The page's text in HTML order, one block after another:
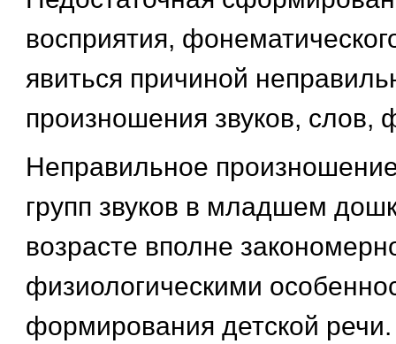
восприятия,
явиться причиной
произношения звуков, слов,
Неправильное
групп звуков в младшем
возрасте вполне
физиологическими
формирования детской